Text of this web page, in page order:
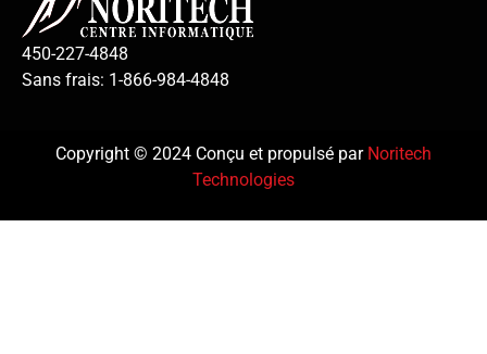
450-227-4848
Sans frais: 1-866-984-4848
Copyright © 2024 Conçu et propulsé par Noritech
Technologies